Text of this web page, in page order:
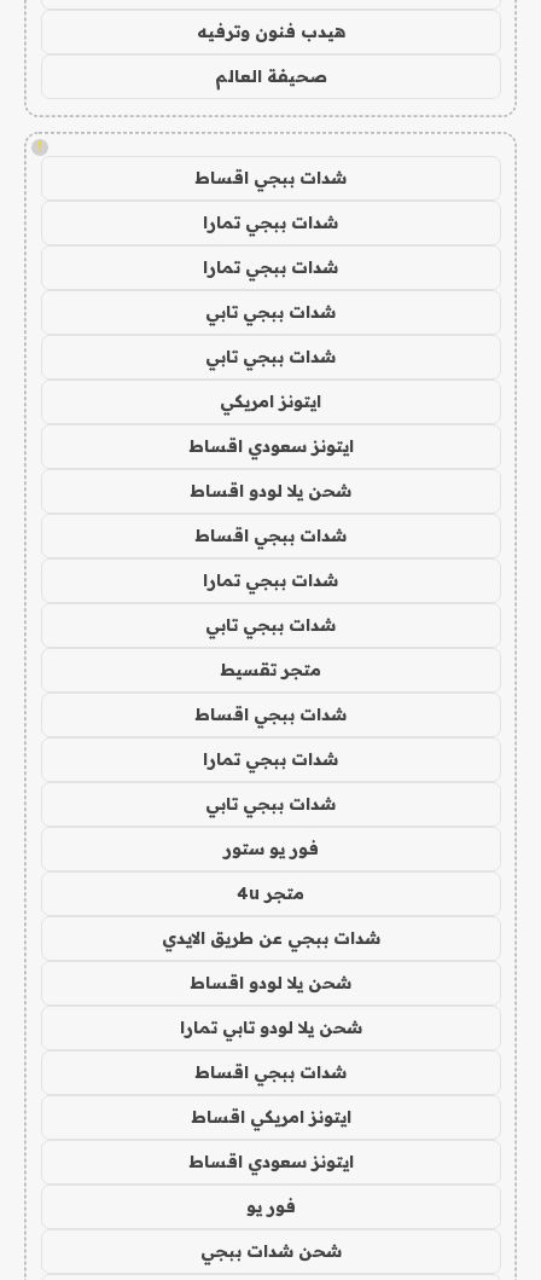
هيدب فنون وترفيه
صحيفة العالم
!
شدات ببجي اقساط
شدات ببجي تمارا
شدات ببجي تمارا
شدات ببجي تابي
شدات ببجي تابي
ايتونز امريكي
ايتونز سعودي اقساط
شحن يلا لودو اقساط
شدات ببجي اقساط
شدات ببجي تمارا
شدات ببجي تابي
متجر تقسيط
شدات ببجي اقساط
شدات ببجي تمارا
شدات ببجي تابي
فور يو ستور
متجر 4u
شدات ببجي عن طريق الايدي
شحن يلا لودو اقساط
شحن يلا لودو تابي تمارا
شدات ببجي اقساط
ايتونز امريكي اقساط
ايتونز سعودي اقساط
فور يو
شحن شدات ببجي